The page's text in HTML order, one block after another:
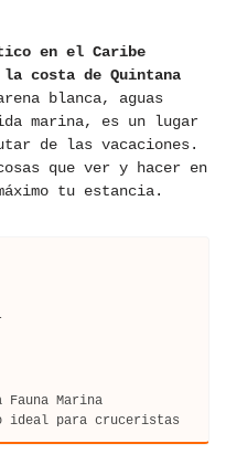
en el Caribe
la costa de Quintana
blanca, aguas
marina, es un lugar
de las vacaciones.
que ver y hacer en
tu estancia.
Marina
ideal para cruceristas